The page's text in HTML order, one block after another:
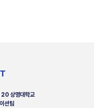
20 상명대학교
션팀